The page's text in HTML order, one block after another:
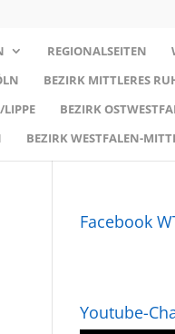
REGIONALSEITEN
BEZIRK MITTLERES
BEZIRK
BEZIRK WESTFALEN-
Facebook
Youtube-